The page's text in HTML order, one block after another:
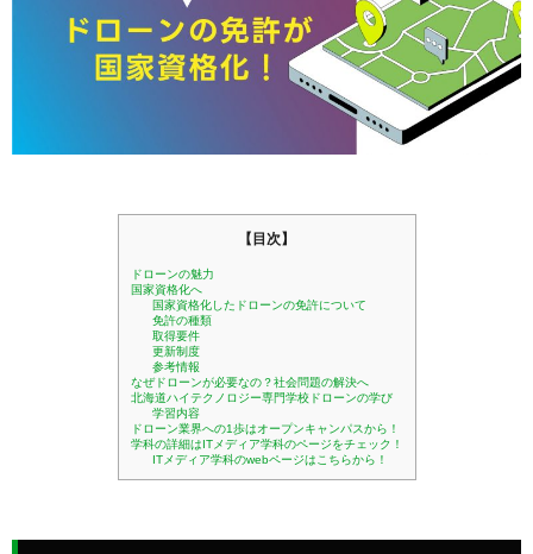
【目次】
ドローンの魅力
国家資格化へ
国家資格化したドローンの免許について
免許の種類
取得要件
更新制度
参考情報
なぜドローンが必要なの？社会問題の解決へ
北海道ハイテクノロジー専門学校ドローンの学び
学習内容
ドローン業界への1歩はオープンキャンパスから！
学科の詳細はITメディア学科のページをチェック！
ITメディア学科のwebページはこちらから！